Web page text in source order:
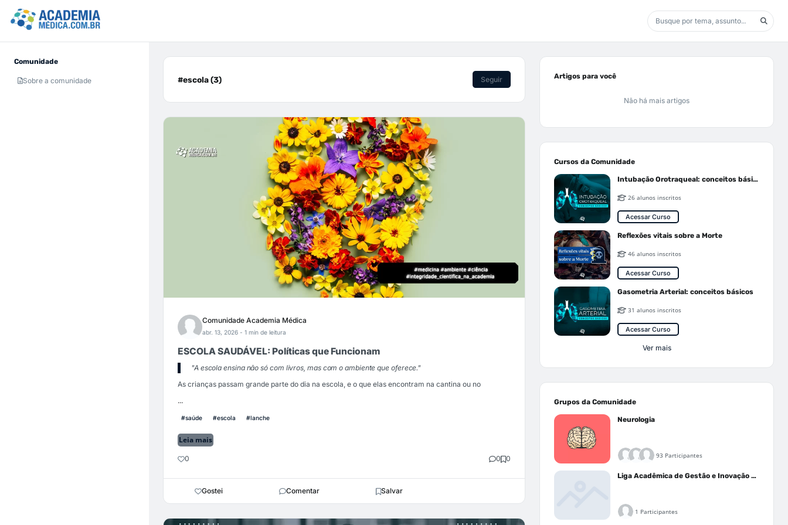
Comunidade
Sobre a comunidade #escola (3) Seguir
Comunidade Academia Médica
abr. 13, 2026 - 1 min de leitura
ESCOLA SAUDÁVEL: Políticas que Funcionam
"A escola ensina não só com livros, mas com o ambiente que oferece."
As crianças passam grande parte do dia na escola, e o que elas encontram na cantina ou no
...
#saúde #escola #lanche
Leia mais
0 0 0
Gostei Comentar Salvar
Artigos para você
Não há mais artigos
Cursos da Comunidade
Intubação Orotraqueal: conceitos básicos
26 alunos inscritos
Acessar Curso
Reflexões vitais sobre a Morte
46 alunos inscritos
Acessar Curso
Gasometria Arterial: conceitos básicos
31 alunos inscritos
Acessar Curso
Ver mais
Grupos da Comunidade
Neurologia
93 Participantes
Liga Acadêmica de Gestão e Inovação Médica - LAGIM
1 Participantes